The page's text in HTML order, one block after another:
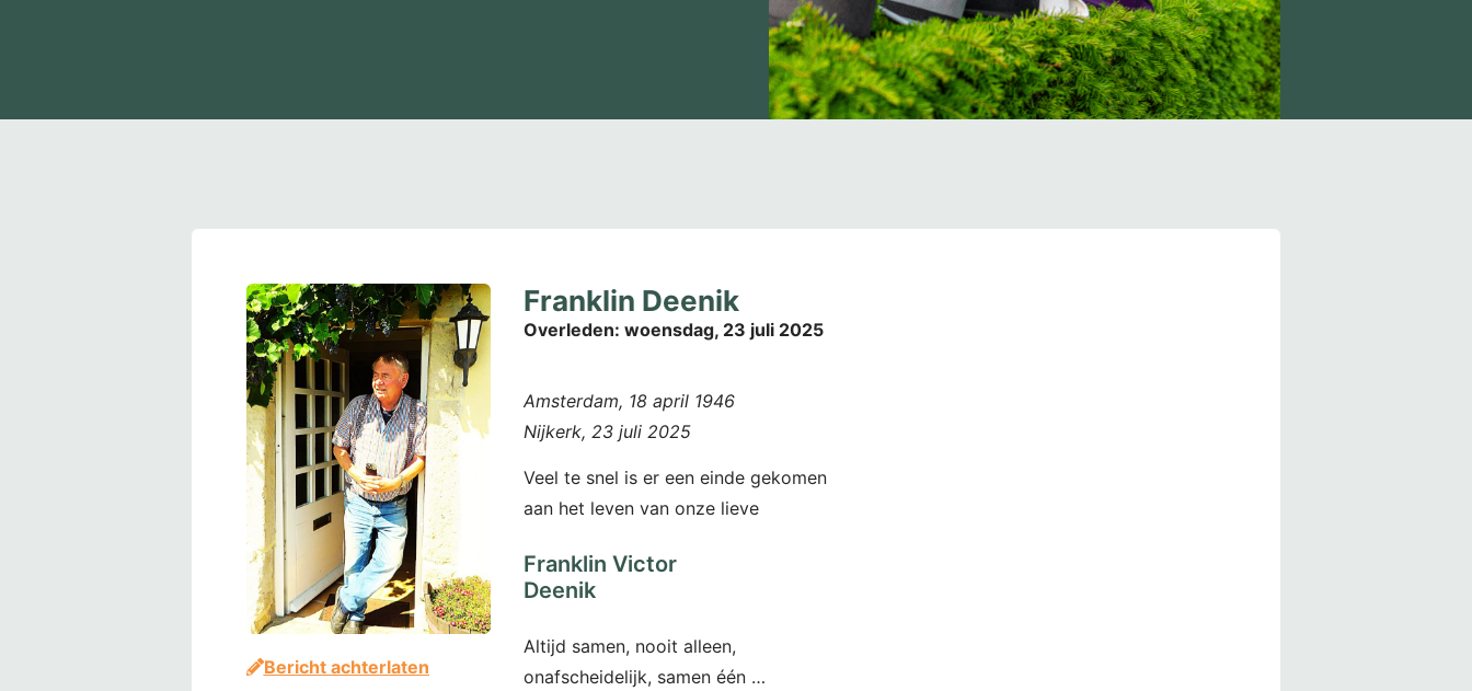
Bericht achterlaten
Franklin Deenik
Overleden: woensdag, 23 juli 2025
Amsterdam, 18 april 1946
Nijkerk, 23 juli 2025
Veel te snel is er een einde gekomen
aan het leven van onze lieve
Franklin Victor
Deenik
Altijd samen, nooit alleen,
onafscheidelijk, samen één …